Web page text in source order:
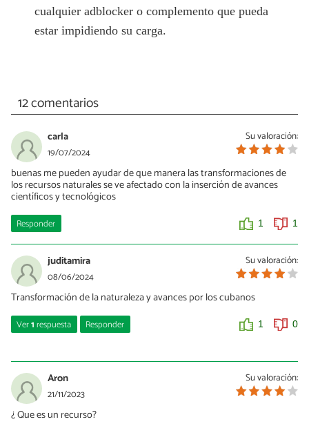
cualquier adblocker o complemento que pueda
estar impidiendo su carga.
12 comentarios
Su valoración:
carla
19/07/2024
buenas me pueden ayudar de que manera las transformaciones de
los recursos naturales se ve afectado con la inserción de avances
científicos y tecnológicos
Responder 1 1
Su valoración:
juditamira
08/06/2024
Transformación de la naturaleza y avances por los cubanos
Ver1respuesta Responder 1 0
dime una frase de que como el ha transformado la naturaleza
Su valoración:
Aron
21/11/2023
¿ Que es un recurso?